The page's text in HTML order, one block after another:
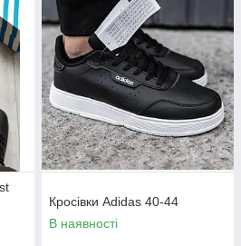
Кросівки Adidas 40-44
В наявності